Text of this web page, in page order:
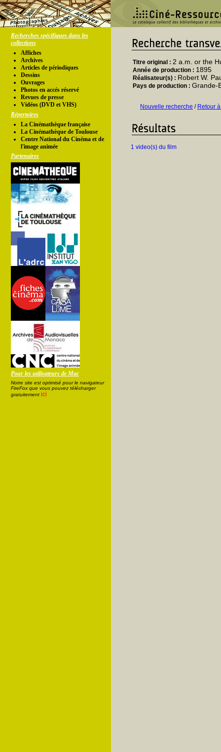
Recherches spécifiques dans les
collections
Affiches
Archives
Articles de périodiques
Dessins
Ouvrages
Photos en accés réservé
Revues de presse
Vidéos (DVD et VHS)
Répertoires
La Cinémathèque française
La Cinémathèque de Toulouse
Centre National du Cinéma et de
l'image animée
Partenaires
Pour les utilisateurs de Mac
Notre site est optimisé pour le navigateur
FireFox que vous pouvez télécharger
gratuitement ici
Titre original : 2 a.m. or the
Année de production : 1895
Réalisateur(s) : Robert W.
Pays de production : Grande-
Nouvelle recherche / Retour
1 video(s) du film